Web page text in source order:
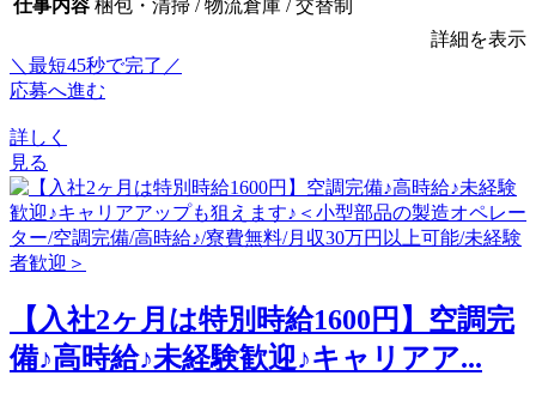
仕事内容 梱包・清掃 / 物流倉庫 / 交替制
詳細を表示
＼最短45秒で完了／
応募へ進む
詳しく
見る
【入社2ヶ月は特別時給1600円】空調完
備♪高時給♪未経験歓迎♪キャリアア...